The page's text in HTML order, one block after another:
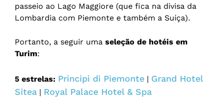
passeio ao Lago Maggiore (que fica na divisa da
Lombardia com Piemonte e também a Suíça).
Portanto, a seguir uma seleção de hotéis em
Turim:
5 estrelas: Principi di Piemonte | Grand Hotel
Sitea | Royal Palace Hotel & Spa